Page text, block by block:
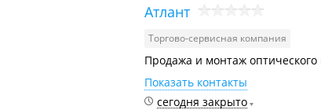
Атлант
Торгово-сервисная компания
Продажа и монтаж
Показать контакты
сегодня закрыто